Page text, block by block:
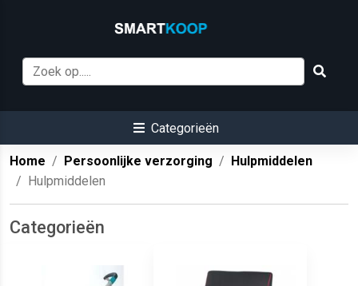
Categorieën
Home Persoonlijke verzorging
Hulpmiddelen
Hulpmiddelen
Categorieën